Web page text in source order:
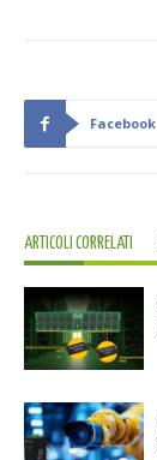
Facebook
ARTICOLI CORRELATI